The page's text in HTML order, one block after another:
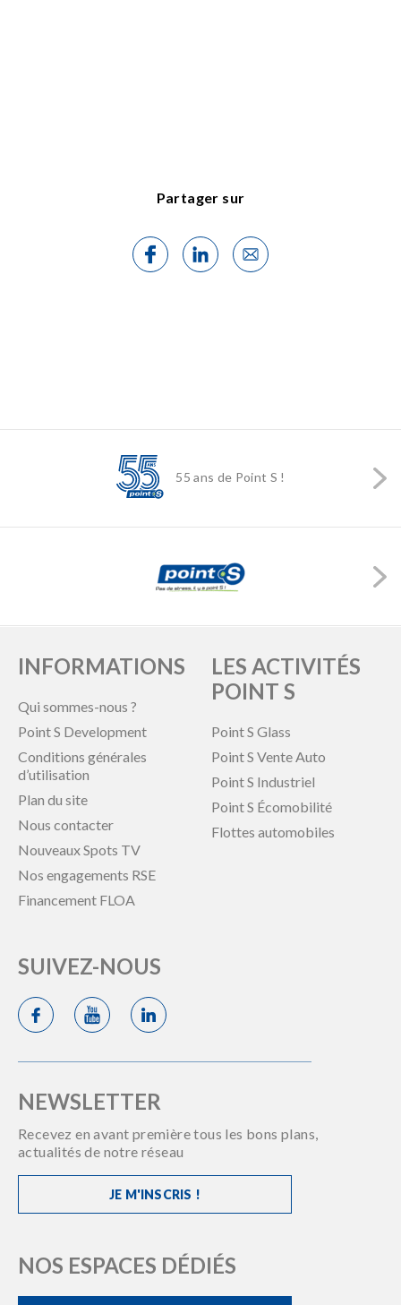
Partager sur
55 ans de Point S !
INFORMATIONS
Qui sommes-nous ?
Point S Development
Conditions générales
d’utilisation
Plan du site
Nous contacter
Nouveaux Spots TV
Nos engagements RSE
Financement FLOA
LES ACTIVITÉS
POINT S
Point S Glass
Point S Vente Auto
Point S Industriel
Point S Écomobilité
Flottes automobiles
SUIVEZ-NOUS
NEWSLETTER
Recevez en avant première tous les bons plans,
actualités de notre réseau
JE M'INSCRIS !
NOS ESPACES DÉDIÉS